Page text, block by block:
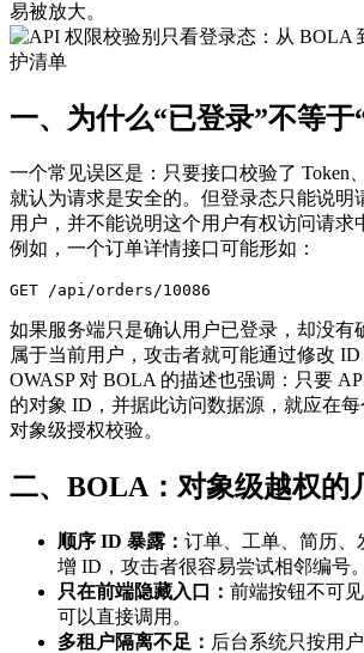
易被放大。
一、为什么“已登录”不等于
一个常见误区是：只要接口校验了 Token、
就认为请求是安全的。但登录态只能说明
用户，并不能说明这个用户有权访问请求
例如，一个订单详情接口可能形如：
GET /api/orders/10086
如果服务端只是确认用户已登录，却没有
属于当前用户，攻击者就可能通过修改 ID
OWASP 对 BOLA 的描述也强调：只要
的对象 ID，并据此访问数据源，就应在
对象级授权校验。
二、BOLA：对象级越权的
顺序 ID 暴露： 订单、工单、简历、
增 ID，攻击者很容易尝试相邻编号。
只在前端隐藏入口： 前端按钮不可
可以直接调用。
多租户隔离不足： 后台系统只按用